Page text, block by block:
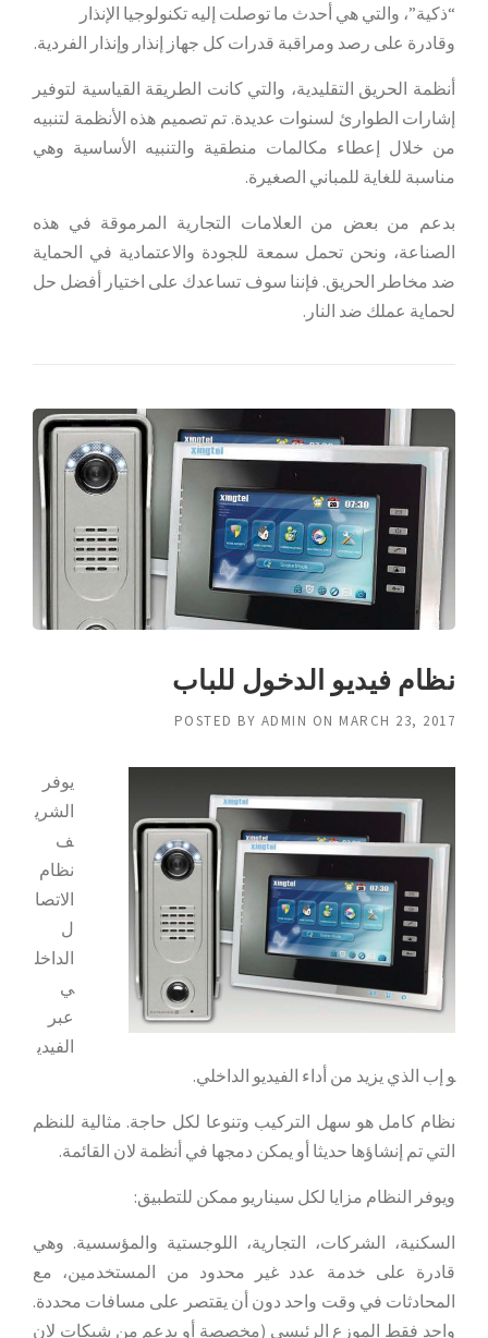
“ذكية”، والتي هي أحدث ما توصلت إليه تكنولوجيا الإنذار
وقادرة على رصد ومراقبة قدرات كل جهاز إنذار وإنذار الفردية.
أنظمة الحريق التقليدية، والتي كانت الطريقة القياسية لتوفير
إشارات الطوارئ لسنوات عديدة. تم تصميم هذه الأنظمة لتنبيه
من خلال إعطاء مكالمات منطقية والتنبيه الأساسية وهي
مناسبة للغاية للمباني الصغيرة.
بدعم من بعض من العلامات التجارية المرموقة في هذه
الصناعة، ونحن تحمل سمعة للجودة والاعتمادية في الحماية
ضد مخاطر الحريق. فإننا سوف تساعدك على اختيار أفضل حل
لحماية عملك ضد النار.
نظام فيديو الدخول للباب
POSTED BY ADMIN ON MARCH 23, 2017
يوفر
الشري
ف
نظام
الاتصا
ل
الداخل
ي
عبر
الفيدي
و إب الذي يزيد من أداء الفيديو الداخلي.
نظام كامل هو سهل التركيب وتنوعا لكل حاجة. مثالية للنظم
التي تم إنشاؤها حديثا أو يمكن دمجها في أنظمة لان القائمة.
ويوفر النظام مزايا لكل سيناريو ممكن للتطبيق:
السكنية، الشركات، التجارية، اللوجستية والمؤسسية. وهي
قادرة على خدمة عدد غير محدود من المستخدمين، مع
المحادثات في وقت واحد دون أن يقتصر على مسافات محددة.
واحد فقط الموزع الرئيسي (مخصصة أو بدعم من شبكات لان